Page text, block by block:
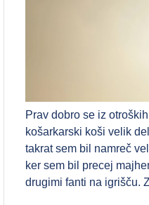
Prav dobro se iz
košarkarski koši velik
takrat sem bil namreč
ker sem bil precej
drugimi fanti na igrišču.